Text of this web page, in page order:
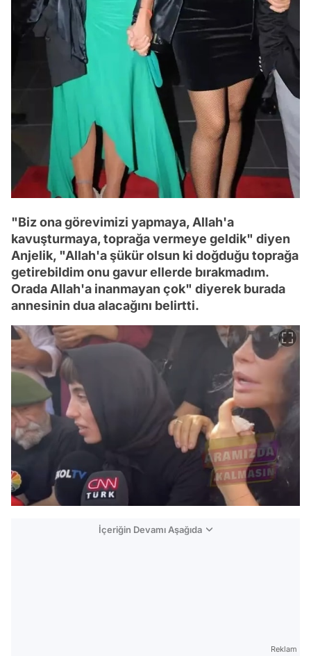
"Biz ona görevimizi yapmaya, Allah'a
kavuşturmaya, toprağa vermeye geldik" diyen
Anjelik, "Allah'a şükür olsun ki doğduğu toprağa
getirebildim onu gavur ellerde bırakmadım.
Orada Allah'a inanmayan çok" diyerek burada
annesinin dua alacağını belirtti.
İçeriğin Devamı Aşağıda
Reklam